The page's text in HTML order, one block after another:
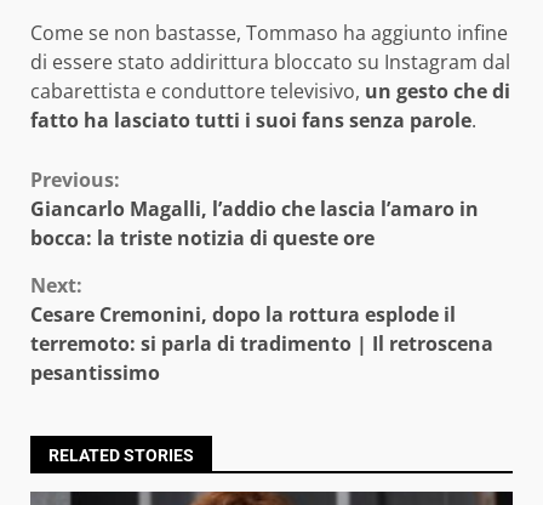
Come se non bastasse, Tommaso ha aggiunto infine
di essere stato addirittura bloccato su Instagram dal
cabarettista e conduttore televisivo, un gesto che di
fatto ha lasciato tutti i suoi fans senza parole.
Continue
Reading
Previous:
Giancarlo Magalli, l’addio che lascia l’amaro in
bocca: la triste notizia di queste ore
Next:
Cesare Cremonini, dopo la rottura esplode il
terremoto: si parla di tradimento | Il retroscena
pesantissimo
RELATED STORIES